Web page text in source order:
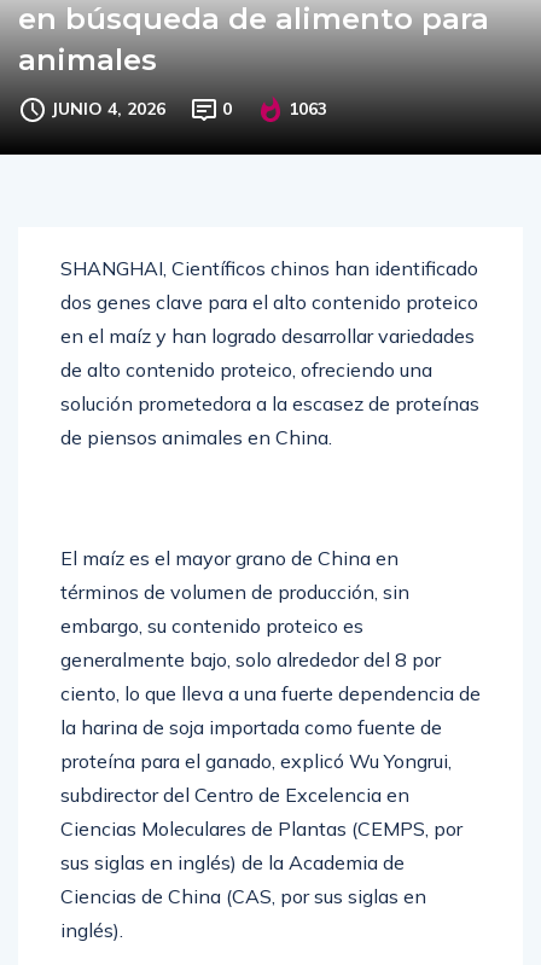
en búsqueda de alimento para
animales
JUNIO 4, 2026 0 1063
SHANGHAI, Científicos chinos han identificado
dos genes clave para el alto contenido proteico
en el maíz y han logrado desarrollar variedades
de alto contenido proteico, ofreciendo una
solución prometedora a la escasez de proteínas
de piensos animales en China.
El maíz es el mayor grano de China en
términos de volumen de producción, sin
embargo, su contenido proteico es
generalmente bajo, solo alrededor del 8 por
ciento, lo que lleva a una fuerte dependencia de
la harina de soja importada como fuente de
proteína para el ganado, explicó Wu Yongrui,
subdirector del Centro de Excelencia en
Ciencias Moleculares de Plantas (CEMPS, por
sus siglas en inglés) de la Academia de
Ciencias de China (CAS, por sus siglas en
inglés).